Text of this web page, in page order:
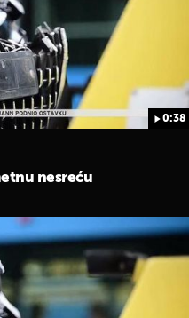
0:38
nesreću